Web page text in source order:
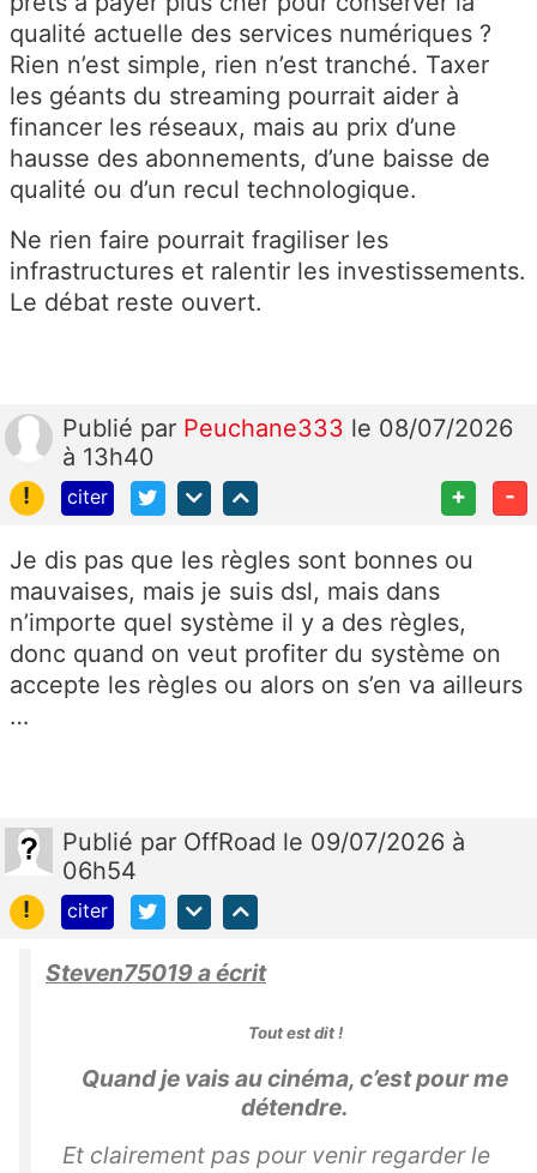
qualité actuelle des services numériques ?
Rien n’est simple, rien n’est tranché. Taxer
les géants du streaming pourrait aider à
financer les réseaux, mais au prix d’une
hausse des abonnements, d’une baisse de
qualité ou d’un recul technologique.
Ne rien faire pourrait fragiliser les
infrastructures et ralentir les investissements.
Le débat reste ouvert.
Publié par Peuchane333 le 08/07/2026
à 13h40
!
citer + -
Je dis pas que les règles sont bonnes ou
mauvaises, mais je suis dsl, mais dans
n’importe quel système il y a des règles,
donc quand on veut profiter du système on
accepte les règles ou alors on s’en va ailleurs
…
Publié par OffRoad le 09/07/2026 à
06h54
!
citer
Steven75019 a écrit
Tout est dit !
Quand je vais au cinéma, c’est pour me
détendre.
Et clairement pas pour venir regarder le